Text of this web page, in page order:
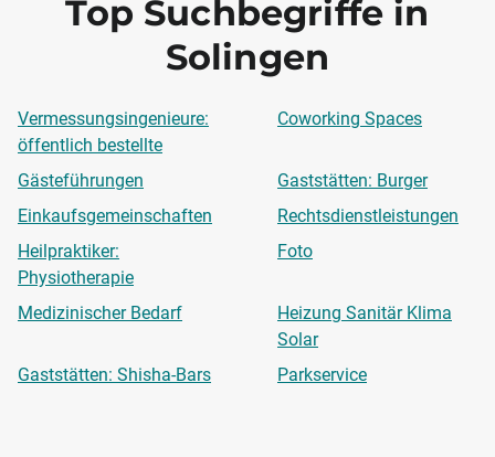
Top Suchbegriffe in
Solingen
Vermessungsingenieure:
öffentlich bestellte
Coworking Spaces
Gästeführungen
Gaststätten: Burger
Einkaufsgemeinschaften
Rechtsdienstleistungen
Heilpraktiker:
Physiotherapie
Foto
Medizinischer Bedarf
Heizung Sanitär Klima
Solar
Gaststätten: Shisha-Bars
Parkservice